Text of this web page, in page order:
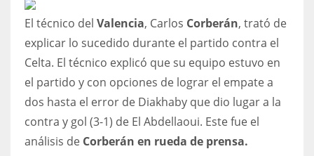
24
34
El técnico del Valencia, Carlos Corberán, trató de
explicar lo sucedido durante el partido contra el
Celta. El técnico explicó que su equipo estuvo en
el partido y con opciones de lograr el empate a
dos hasta el error de Diakhaby que dio lugar a la
contra y gol (3-1) de El Abdellaoui. Este fue el
análisis de Corberán en rueda de prensa.